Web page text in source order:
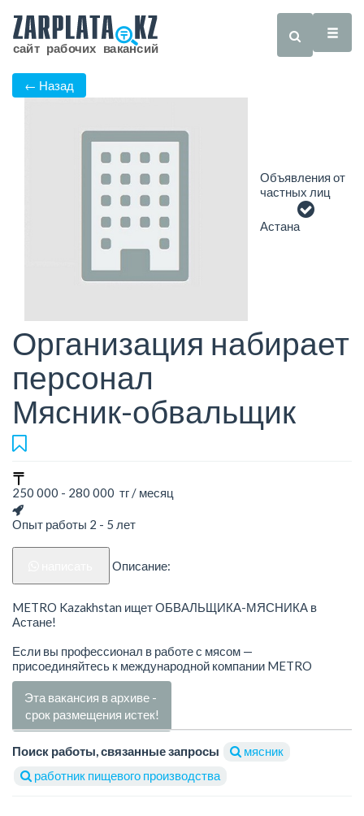
← Назад
Объявления от
частных лиц
Астана
Организация набирает
персонал
Мясник-обвальщик
250 000 - 280 000 тг / месяц
Опыт работы 2 - 5 лет
Описание:
METRO Kazakhstan ищет ОБВАЛЬЩИКА-МЯСНИКА в
Астане!
Если вы профессионал в работе с мясом —
присоединяйтесь к международной компании METRO
Эта вакансия в архиве -
срок размещения истек!
Поиск работы, связанные запросы
мясник
работник пищевого производства